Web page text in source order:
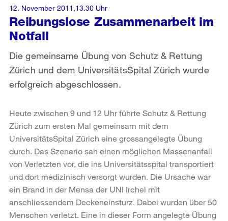
Reibungslose Zusammenarbeit im
Notfall
Die gemeinsame Übung von Schutz & Rettung
Zürich und dem UniversitätsSpital Zürich wurde
erfolgreich abgeschlossen.
12. November 2011,13.30 Uhr
Heute zwischen 9 und 12 Uhr führte Schutz & Rettung
Zürich zum ersten Mal gemeinsam mit dem
UniversitätsSpital Zürich eine grossangelegte Übung
durch. Das Szenario sah einen möglichen Massenanfall
von Verletzten vor, die ins Universitätsspital transportiert
und dort medizinisch versorgt wurden. Die Ursache war
ein Brand in der Mensa der UNI Irchel mit
anschliessendem Deckeneinsturz. Dabei wurden über 50
Menschen verletzt. Eine in dieser Form angelegte Übung